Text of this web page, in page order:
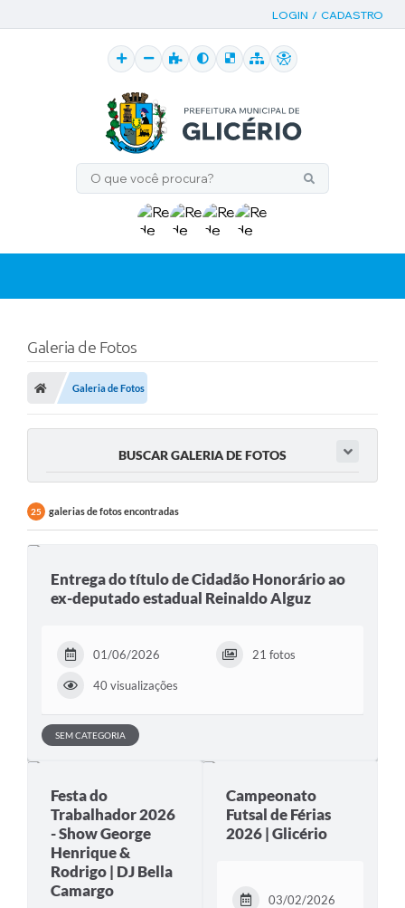
LOGIN / CADASTRO
Galeria de Fotos
Galeria de Fotos
BUSCAR GALERIA DE FOTOS
25 galerias de fotos encontradas
Entrega do título de Cidadão Honorário ao
ex-deputado estadual Reinaldo Alguz
01/06/2026 21 fotos
40 visualizações
SEM CATEGORIA
Festa do
Trabalhador 2026
- Show George
Henrique &
Rodrigo | DJ Bella
Camargo
Campeonato
Futsal de Férias
2026 | Glicério
03/02/2026